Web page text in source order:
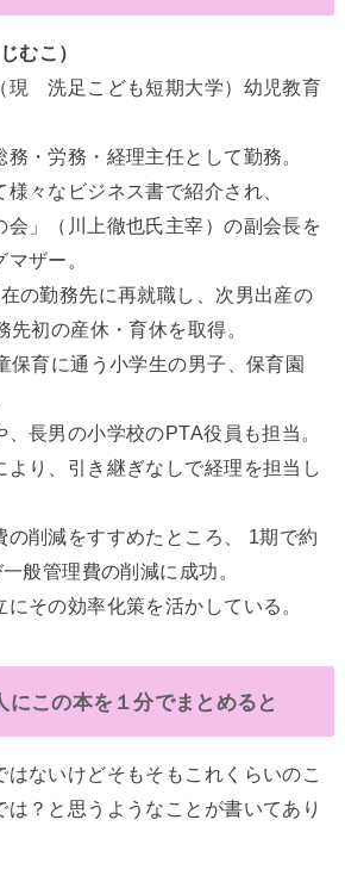
むこ）
現 洗足こども短期大学）幼児教育
・労務・経理主任として勤務。
々なビジネス書で紹介され、
会」（川上徹也氏主宰）の副会長を
ザー。
の勤務先に再就職し、次男出産の
初の産休・育休を取得。
保育に通う小学生の男子、保育園
長男の小学校のPTA役員も担当。
より、引き継ぎなしで経理を担当し
の削減をすすめたところ、 1期で約
般管理費の削減に成功。
その効率化策を活かしている。
にこの本を１分でまとめると
ないけどそもそもこれくらいのこ
は？と思うようなことが書いてあり